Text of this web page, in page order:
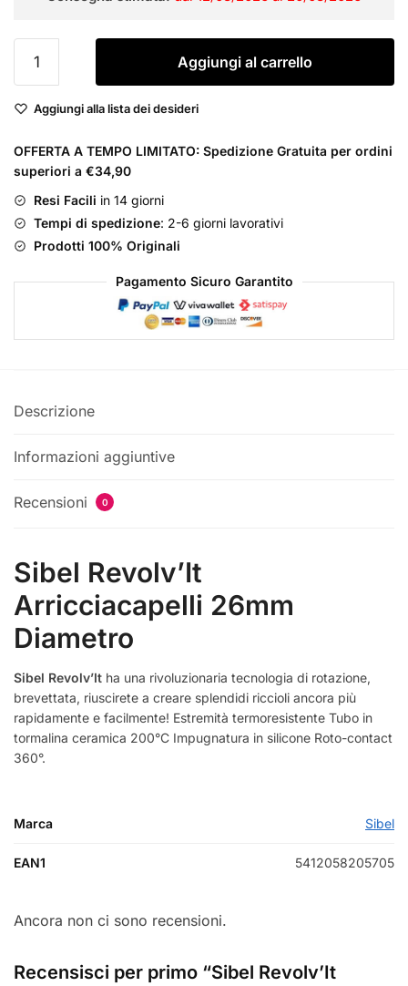
Arricciacapelli
26mm
Diametro
Aggiungi al carrello
Aggiungi alla lista dei desideri
OFFERTA A TEMPO LIMITATO: Spedizione Gratuita per ordini
superiori a €34,90
Resi Facili in 14 giorni
Tempi di spedizione: 2-6 giorni lavorativi
Prodotti 100% Originali
Pagamento Sicuro Garantito
Descrizione
Informazioni aggiuntive
Recensioni 0
Sibel Revolv’It
Arricciacapelli 26mm
Diametro
Sibel Revolv’It ha una rivoluzionaria tecnologia di rotazione,
brevettata, riuscirete a creare splendidi riccioli ancora più
rapidamente e facilmente! Estremità termoresistente Tubo in
tormalina ceramica 200°C Impugnatura in silicone Roto-contact
360°.
Marca Sibel
EAN1 5412058205705
Ancora non ci sono recensioni.
Recensisci per primo “Sibel Revolv’It